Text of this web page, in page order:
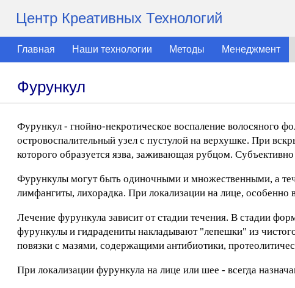
Центр Креативных Технологий
Главная Наши технологии Методы Менеджмент
Фурункул
Фурункул - гнойно-некротическое воспаление волосяного
островоспалительный узел с пустулой на верхушке. При
которого образуется язва, заживающая рубцом.
Фурункулы могут быть одиночными и множественными, а
лимфангиты, лихорадка. При локализации на лице,
Лечение фурункула зависит от стадии течения. В стадии
фурункулы и гидрадениты накладывают "лепешки" из
повязки с мазями, содержащими антибиотики,
При локализации фурункула на лице или шее - всегда